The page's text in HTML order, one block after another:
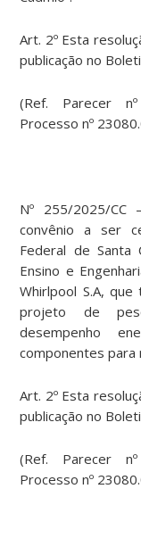
Art. 2º Esta
publicação no
(Ref. Parecer
Processo nº
Nº 255/2025/
convênio a ser
Federal de Santa
Ensino e
Whirlpool S.A,
projeto de
desempenho
componentes
Art. 2º Esta
publicação no
(Ref. Parecer
Processo nº